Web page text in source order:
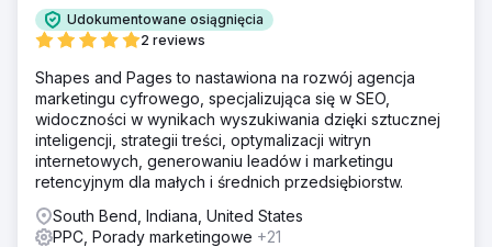
Udokumentowane osiągnięcia
2 reviews
Shapes and Pages to nastawiona na rozwój agencja
marketingu cyfrowego, specjalizująca się w SEO,
widoczności w wynikach wyszukiwania dzięki sztucznej
inteligencji, strategii treści, optymalizacji witryn
internetowych, generowaniu leadów i marketingu
retencyjnym dla małych i średnich przedsiębiorstw.
South Bend, Indiana, United States
PPC, Porady marketingowe +21